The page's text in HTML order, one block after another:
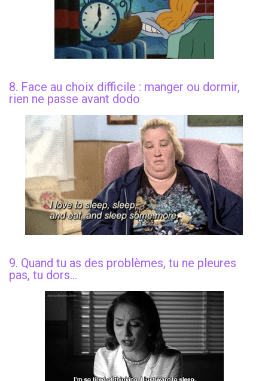
8. Face au choix difficile : manger ou dormir,
rien ne passe avant dodo
9. Quand tu as des problèmes, tu ne pleures
pas, tu dors…